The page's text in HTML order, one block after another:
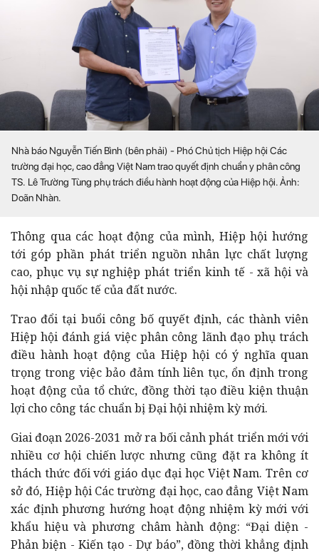
Nhà báo Nguyễn Tiến Bình (bên phải) - Phó Chủ tịch Hiệp hội Các
trường đại học, cao đẳng Việt Nam trao quyết định chuẩn y phân công
TS. Lê Trường Tùng phụ trách điều hành hoạt động của Hiệp hội. Ảnh:
Doãn Nhàn.
Thông qua các hoạt động của mình, Hiệp hội hướng
tới góp phần phát triển nguồn nhân lực chất lượng
cao, phục vụ sự nghiệp phát triển kinh tế - xã hội và
hội nhập quốc tế của đất nước.
Trao đổi tại buổi công bố quyết định, các thành viên
Hiệp hội đánh giá việc phân công lãnh đạo phụ trách
điều hành hoạt động của Hiệp hội có ý nghĩa quan
trọng trong việc bảo đảm tính liên tục, ổn định trong
hoạt động của tổ chức, đồng thời tạo điều kiện thuận
lợi cho công tác chuẩn bị Đại hội nhiệm kỳ mới.
Giai đoạn 2026-2031 mở ra bối cảnh phát triển mới với
nhiều cơ hội chiến lược nhưng cũng đặt ra không ít
thách thức đối với giáo dục đại học Việt Nam.Trên cơ
sở đó, Hiệp hội Các trường đại học, cao đẳng Việt Nam
xác định phương hướng hoạt động nhiệm kỳ mới với
khẩu hiệu và phương châm hành động: “Đại diện -
Phản biện - Kiến tạo - Dự báo”, đồng thời khẳng định